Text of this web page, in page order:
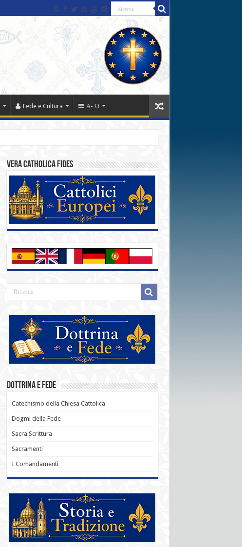
Fede e Cultura Α- Ω
Vera catholica fides
Dottrina e Fede
Catechismo della Chiesa Cattolica
Dogmi della Fede
Sacra Scrittura
Sacramenti
I Comandamenti